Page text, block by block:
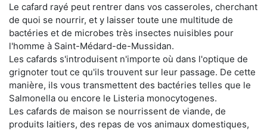
Le cafard rayé peut rentrer dans vos casseroles, cherchant
de quoi se nourrir, et y laisser toute une multitude de
bactéries et de microbes très insectes nuisibles pour
l'homme à Saint-Médard-de-Mussidan.
Les cafards s'introduisent n'importe où dans l'optique de
grignoter tout ce qu'ils trouvent sur leur passage. De cette
manière, ils vous transmettent des bactéries telles que le
Salmonella ou encore le Listeria monocytogenes.
Les cafards de maison se nourrissent de viande, de
produits laitiers, des repas de vos animaux domestiques,